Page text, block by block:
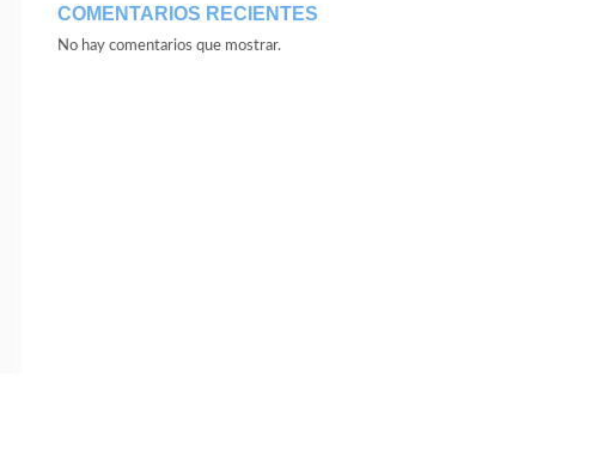
COMENTARIOS RECIENTES
No hay comentarios que mostrar.